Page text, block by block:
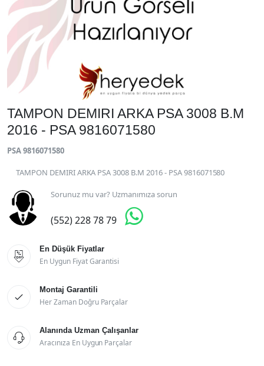
TAMPON DEMIRI ARKA PSA 3008 B.M
2016 - PSA 9816071580
PSA 9816071580
TAMPON DEMIRI ARKA PSA 3008 B.M 2016 - PSA 9816071580
Sorunuz mu var? Uzmanımıza sorun
(552) 228 78 79 

En Düşük Fiyatlar
En Uygun Fiyat Garantisi

Montaj Garantili
Her Zaman Doğru Parçalar

Alanında Uzman Çalışanlar
Aracınıza En Uygun Parçalar